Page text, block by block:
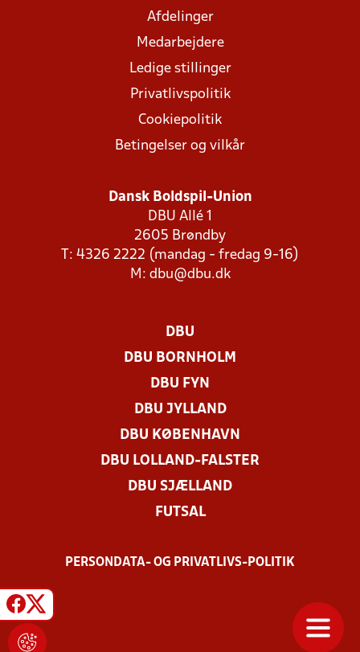
Afdelinger
Medarbejdere
Ledige stillinger
Privatlivspolitik
Cookiepolitik
Betingelser og vilkår
Dansk Boldspil-Union
DBU Allé 1
2605 Brøndby
T: 4326 2222 (mandag - fredag 9-16)
M: dbu@dbu.dk
DBU
DBU BORNHOLM
DBU FYN
DBU JYLLAND
DBU KØBENHAVN
DBU LOLLAND-FALSTER
DBU SJÆLLAND
FUTSAL
PERSONDATA- OG PRIVATLIVS-POLITIK